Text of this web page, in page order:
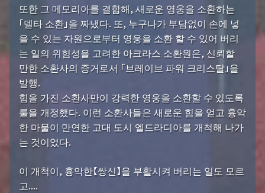
또한 그 메모리아를 결합해, 새로운 영웅을 소환하는
「델타 소환」을 짜냈다. 또, 누구나가 부담없이 손에 넣
을 수 있는 자원으로부터 영웅을 소환 할 수 있어 버리
는 일의 위험성을 고려한 아크라스 소환원은, 신뢰할
만한 소환사의 증거로서 「브레이브 파워 크리스탈」을
발행.
힘을 가진 소환사만이 강력한 영웅을 소환할 수 있도록
룰을 개정했다. 이런 소환사들은 새로운 힘을 얻고 흉악
한 마물이 만연한 고대 도시 엘드라디아를 개척해 나가
는 것이었다.
이 개척이, 흉악한【쌍신】을 부활시켜 버리는 일도 모르
고....